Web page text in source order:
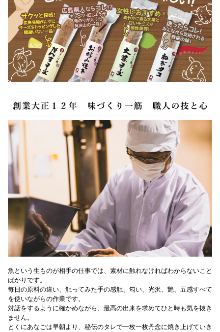
魚という生ものが相手の仕事では、素材に触れなければわからないこと
ばかりです。
毎日の原料の違い、触ってみた手の感触、匂い、光沢、艶、五感すべて
を使いながらの作業です。
対話をするように確かめながら、最高の出来を求めてひと時も気を抜き
ません。
とくにあなごは早朝より、秘伝のタレで一枚一枚丹念に焼き上げていき